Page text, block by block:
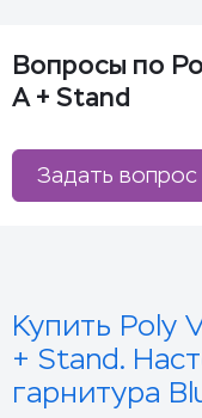
Вопросы по
A + Stand
Задать вопрос
Купить Poly
+ Stand.
гарнитура